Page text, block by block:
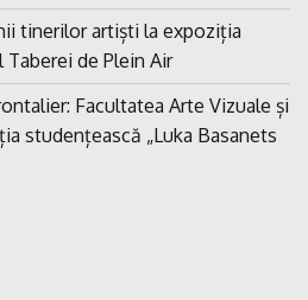
tinerilor artiști la expoziția
de Plein Air
Facultatea Arte Vizuale și
studențească „Luka Basanets